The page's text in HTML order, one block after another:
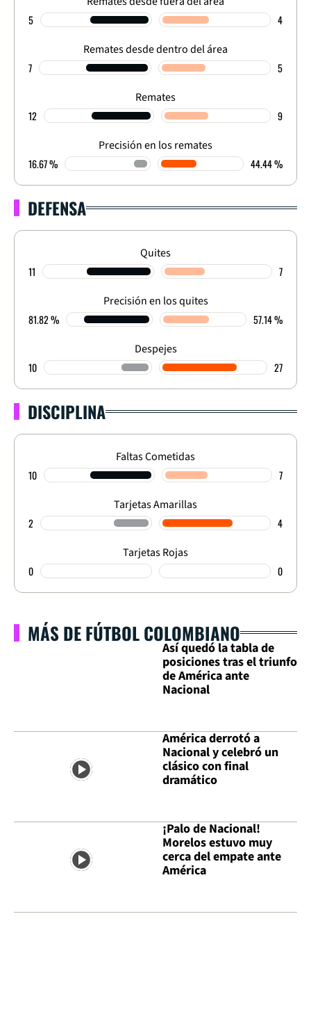
5 4
Remates desde dentro del área
7 5
Remates
12 9
Precisión en los remates
16.67 % 44.44 %
DEFENSA
Quites
11 7
Precisión en los quites
81.82 % 57.14 %
Despejes
10 27
DISCIPLINA
Faltas Cometidas
10 7
Tarjetas Amarillas
2 4
Tarjetas Rojas
0 0
MÁS DE FÚTBOL COLOMBIANO
Así quedó la tabla de
posiciones tras el triunfo
de América ante
Nacional
América derrotó a
Nacional y celebró un
clásico con final
dramático
¡Palo de Nacional!
Morelos estuvo muy
cerca del empate ante
América